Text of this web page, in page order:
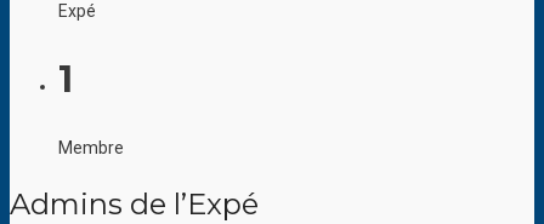
Expé
1
Membre
Admins de l’Expé